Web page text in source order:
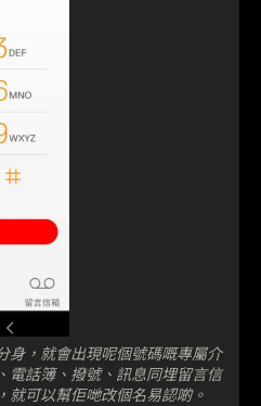
身，就會出現呢個號碼嘅專屬介
電話簿、撥號、訊息同埋留言信
就可以幫佢哋改個名易認啲。